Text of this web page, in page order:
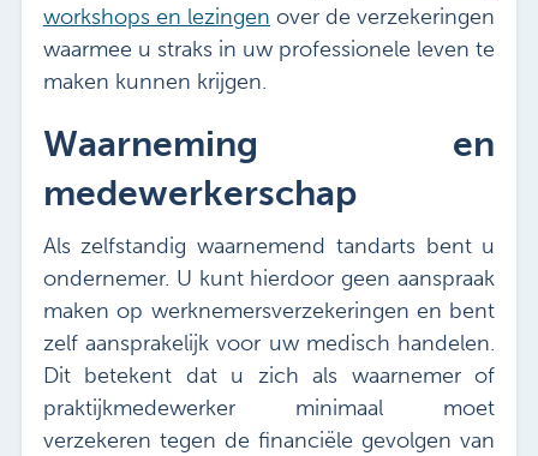
workshops en lezingen over de verzekeringen
waarmee u straks in uw professionele leven te
maken kunnen krijgen.
Waarneming en
medewerkerschap
Als zelfstandig waarnemend tandarts bent u
ondernemer. U kunt hierdoor geen aanspraak
maken op werknemersverzekeringen en bent
zelf aansprakelijk voor uw medisch handelen.
Dit betekent dat u zich als waarnemer of
praktijkmedewerker minimaal moet
verzekeren tegen de financiële gevolgen van